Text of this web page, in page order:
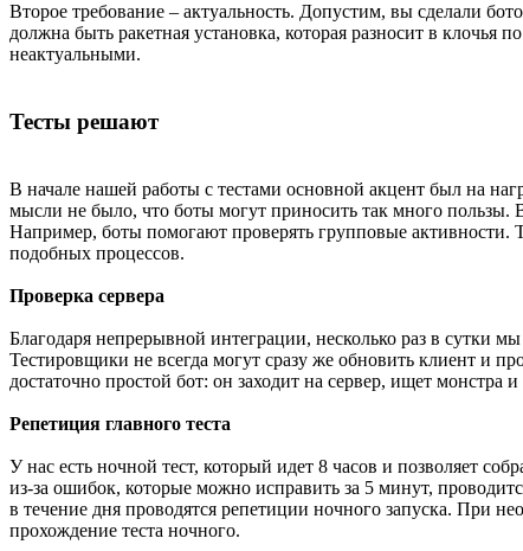
Второе требование – актуальность. Допустим, вы сделали
должна быть ракетная установка, которая разносит в клочья
неактуальными.
Тесты решают
В начале нашей работы с тестами основной акцент был на
мысли не было, что боты могут приносить так много пользы.
Например, боты помогают проверять групповые активности.
подобных процессов.
Проверка сервера
Благодаря непрерывной интеграции, несколько раз в сутки
Тестировщики не всегда могут сразу же обновить клиент и
достаточно простой бот: он заходит на сервер, ищет
Репетиция главного теста
У нас есть ночной тест, который идет 8 часов и позволяет
из-за ошибок, которые можно исправить за 5 минут,
в течение дня проводятся репетиции ночного запуска. При
прохождение теста ночного.